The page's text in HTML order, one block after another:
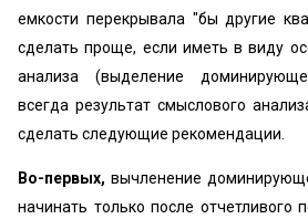
емкости перекрывала "бы другие
сделать проще, если иметь в виду
анализа (выделение
всегда результат смыслового
сделать следующие рекомендации.
Во-первых, вычленение
начинать только после отчетливого